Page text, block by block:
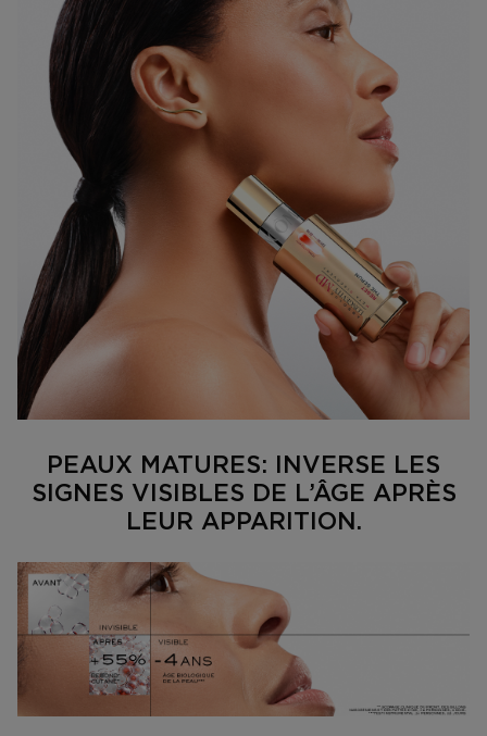
PEAUX MATURES: INVERSE LES
SIGNES VISIBLES DE L’ÂGE APRÈS
LEUR APPARITION.